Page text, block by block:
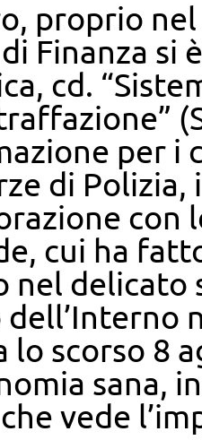
proprio
Finanza
cd.
per i
di
con
cui ha
nel delicato
lo scorso 8
sana,
vede